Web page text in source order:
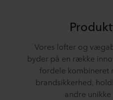
Vores lofter og
byder på en række
fordele
brandsikkerhed,
andre